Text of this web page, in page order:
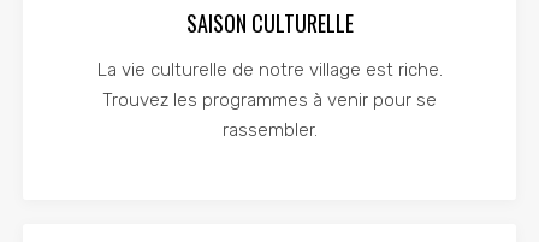
SAISON CULTURELLE
La vie culturelle de notre village est riche.
Trouvez les programmes à venir pour se
rassembler.